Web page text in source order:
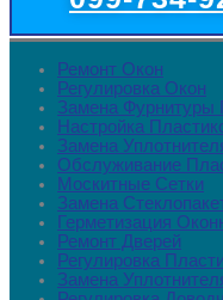
Ремонт Окон
Регулировка Окон
Замена Фурнитуры
Настройка
Замена
Обслуживание
Москитные Сетки
Замена
Герметизация
Ремонт Дверей
Регулировка
Замена